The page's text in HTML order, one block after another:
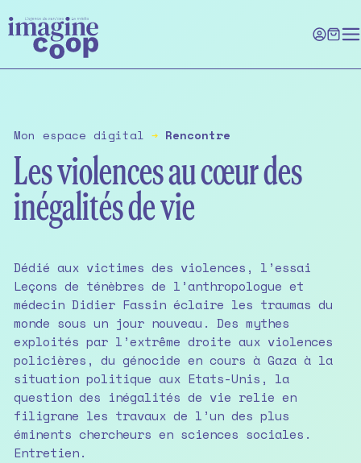
to
the
content
Mon espace digital ➔ Rencontre
Les violences au cœur des
inégalités de vie
Dédié aux victimes des violences, l’essai
Leçons de ténèbres de l’anthropologue et
médecin Didier Fassin éclaire les traumas du
monde sous un jour nouveau. Des mythes
exploités par l’extrême droite aux violences
policières, du génocide en cours à Gaza à la
situation politique aux Etats-Unis, la
question des inégalités de vie relie en
filigrane les travaux de l’un des plus
éminents chercheurs en sciences sociales.
Entretien.